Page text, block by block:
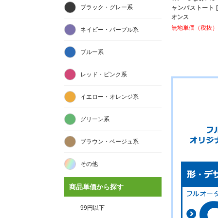
ャンバストート
オンス
無地単価（税抜
ブラック・グレー系
ネイビー・パープル系
ブルー系
レッド・ピンク系
イエロー・オレンジ系
グリーン系
ブラウン・ベージュ系
その他
商品単価から探す
99円以下